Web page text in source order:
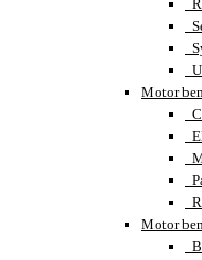
Motor
Motor